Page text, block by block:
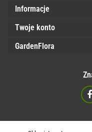
Informacje
Twoje konto
GardenFlora